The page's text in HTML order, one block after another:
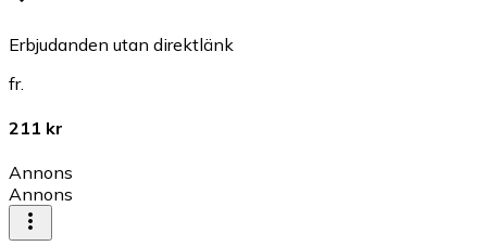
Erbjudanden utan direktlänk
fr.
211 kr
Annons
Annons